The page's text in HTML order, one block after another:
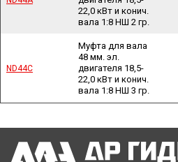
22,0 кВт и конич.
вала 1:8 НШ 2 гр.
ND44C
Муфта для вала
48 мм. эл.
двигателя 18,5-
22,0 кВт и конич.
вала 1:8 НШ 3 гр.
ND44C